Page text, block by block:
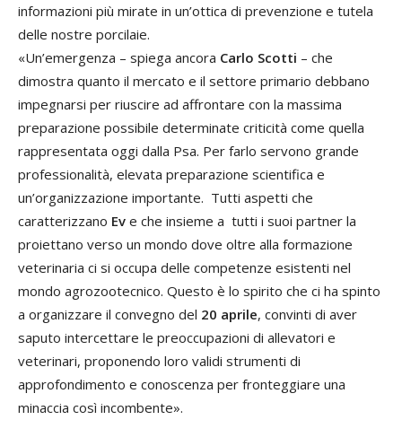
informazioni più mirate in un’ottica di prevenzione e tutela
delle nostre porcilaie.
«Un’emergenza – spiega ancora Carlo Scotti – che
dimostra quanto il mercato e il settore primario debbano
impegnarsi per riuscire ad affrontare con la massima
preparazione possibile determinate criticità come quella
rappresentata oggi dalla Psa. Per farlo servono grande
professionalità, elevata preparazione scientifica e
un’organizzazione importante. Tutti aspetti che
caratterizzano Ev e che insieme a tutti i suoi partner la
proiettano verso un mondo dove oltre alla formazione
veterinaria ci si occupa delle competenze esistenti nel
mondo agrozootecnico. Questo è lo spirito che ci ha spinto
a organizzare il convegno del 20 aprile, convinti di aver
saputo intercettare le preoccupazioni di allevatori e
veterinari, proponendo loro validi strumenti di
approfondimento e conoscenza per fronteggiare una
minaccia così incombente».